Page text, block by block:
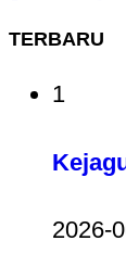
TERBARU
1
2026-